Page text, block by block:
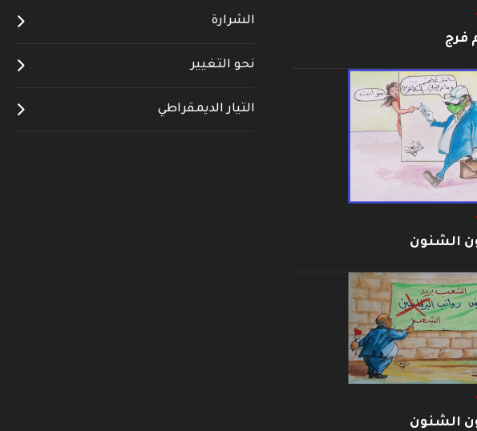
فرج
الشنون
الشنون
الشرارة
نحو التغيير
التيار الديمقراطي